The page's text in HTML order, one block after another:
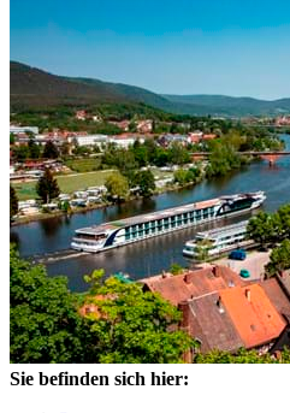
Sie befinden sich hier: